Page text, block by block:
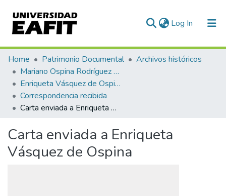
Log In (current)
Communities & Collections
All of DSpace
Statistics
Home Patrimonio Documental
Archivos históricos
Mariano Ospina Rodríguez (1826 -1912)
Enriqueta Vásquez de Ospina
Correspondencia recibida
Carta enviada a Enriqueta Vásquez de Ospina
Carta enviada a Enriqueta
Vásquez de Ospina